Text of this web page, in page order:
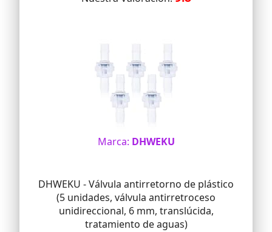
Marca: DHWEKU
DHWEKU - Válvula antirretorno de plástico
(5 unidades, válvula antirretroceso
unidireccional, 6 mm, translúcida,
tratamiento de aguas)